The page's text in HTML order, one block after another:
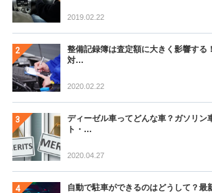
2019.02.22
整備記録簿は査定額に大きく影響する
対…
2020.02.22
ディーゼル車ってどんな車？ガソリン
ト・…
2020.04.27
自動で駐車ができるのはどうして？最